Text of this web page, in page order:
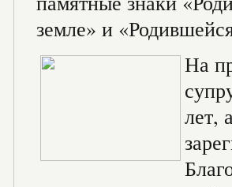
земле» и
На
лет,